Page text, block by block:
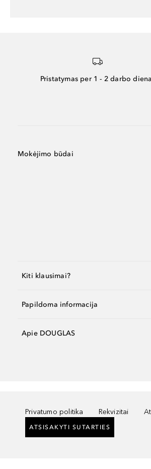
Pristatymas per 1 - 2 darbo
Mokėjimo būdai
Kiti klausimai?
Papildoma informacija
Apie DOUGLAS
Privatumo politika Rekvizitai
ATSISAKYTI SUTARTIES